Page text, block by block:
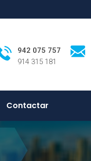
942 075 757
914 315 181
Contactar